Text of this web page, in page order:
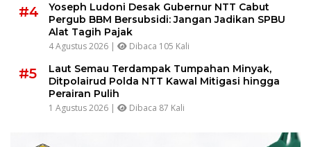
#4
Yoseph Ludoni Desak Gubernur NTT Cabut
Pergub BBM Bersubsidi: Jangan Jadikan SPBU
Alat Tagih Pajak
4 Agustus 2026 | Dibaca 105 Kali
#5
Laut Semau Terdampak Tumpahan Minyak,
Ditpolairud Polda NTT Kawal Mitigasi hingga
Perairan Pulih
1 Agustus 2026 | Dibaca 87 Kali